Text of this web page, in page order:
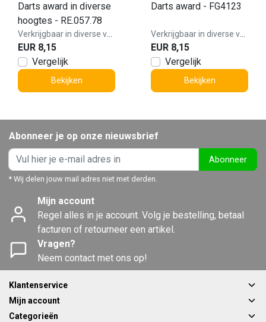
Darts award in diverse
hoogtes - RE.057.78
EUR 8,15
Vergelijk
Bekijken
Darts award - FG4123
EUR 8,15
Vergelijk
Bekijken
Abonneer je op onze nieuwsbrief
Abonneer
* Wij delen jouw mail adres niet met derden.
Mijn account
Regel alles in je account. Volg je bestelling, betaal
facturen of retourneer een artikel.
Vragen?
Neem contact met ons op!
Klantenservice
Mijn account
Categorieën